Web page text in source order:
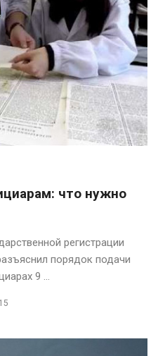
что нужно
регистрации
порядок подачи
9 ...